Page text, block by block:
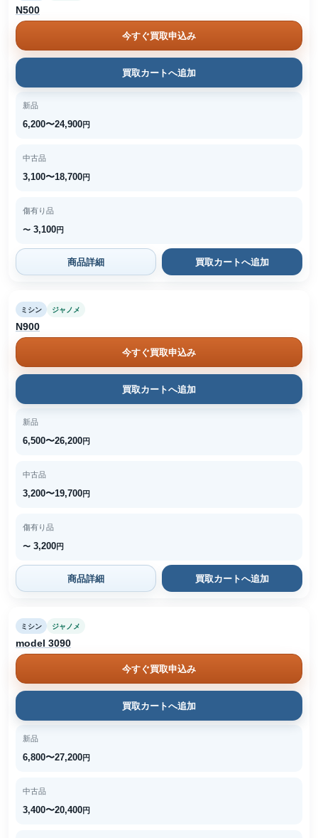
N500
今すぐ買取申込み
買取カートへ追加
新品
6,200〜24,900円
中古品
3,100〜18,700円
傷有り品
〜 3,100円
商品詳細 買取カートへ追加
ミシン ジャノメ
N900
今すぐ買取申込み
買取カートへ追加
新品
6,500〜26,200円
中古品
3,200〜19,700円
傷有り品
〜 3,200円
商品詳細 買取カートへ追加
ミシン ジャノメ
model 3090
今すぐ買取申込み
買取カートへ追加
新品
6,800〜27,200円
中古品
3,400〜20,400円